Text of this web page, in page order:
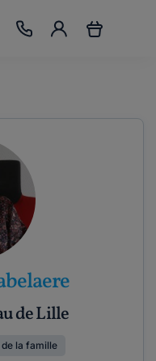
de Lille
la famille